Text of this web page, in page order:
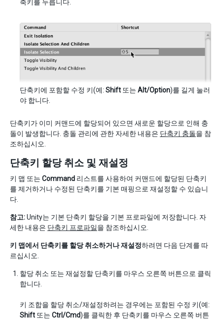
축키를 누릅니다.
단축키에 포함할 수정 키(예: Shift 또는 Alt/Option)를 길게 눌러
야 합니다.
단축키가 이미 커맨드에 할당되어 있으면 새로운 할당으로 인해 충
돌이 발생합니다. 충돌 관리에 관한 자세한 내용은 단축키 충돌을 참
조하십시오.
단축키 할당 취소 및 재설정
키 맵 또는 Command 리스트를 사용하여 커맨드에 할당된 단축키
를 제거하거나 수정된 단축키를 기본 매핑으로 재설정할 수 있습니
다.
참고:Unity는 기본 단축키 할당을 기본 프로파일에 저장합니다. 자
세한 내용은 단축키 프로파일을 참조하십시오.
키 맵에서 단축키를 할당 취소하거나 재설정하려면 다음 단계를 따
르십시오.
할당 취소 또는 재설정할 단축키를 마우스 오른쪽 버튼으로 클릭
합니다.
키 조합을 할당 취소/재설정하려는 경우에는 포함된 수정 키(예:
Shift 또는 Ctrl/Cmd)를 클릭한 후 단축키를 마우스 오른쪽 버튼